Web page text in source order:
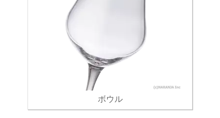
ボウル